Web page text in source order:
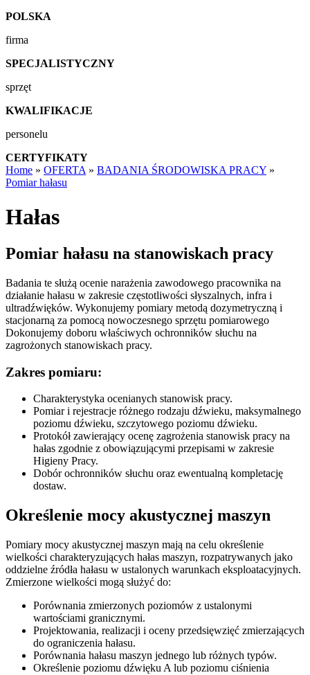
POLSKA
firma
SPECJALISTYCZNY
sprzęt
KWALIFIKACJE
personelu
CERTYFIKATY
Home » OFERTA » BADANIA ŚRODOWISKA PRACY »
Pomiar hałasu
Hałas
Pomiar hałasu na stanowiskach pracy
Badania te służą ocenie narażenia zawodowego pracownika na
działanie hałasu w zakresie częstotliwości słyszalnych, infra i
ultradźwięków. Wykonujemy pomiary metodą dozymetryczną i
stacjonarną za pomocą nowoczesnego sprzętu pomiarowego
Dokonujemy doboru właściwych ochronników słuchu na
zagrożonych stanowiskach pracy.
Zakres pomiaru:
Charakterystyka ocenianych stanowisk pracy.
Pomiar i rejestracje różnego rodzaju dźwieku, maksymalnego
poziomu dźwieku, szczytowego poziomu dźwieku.
Protokół zawierający ocenę zagrożenia stanowisk pracy na
hałas zgodnie z obowiązującymi przepisami w zakresie
Higieny Pracy.
Dobór ochronników słuchu oraz ewentualną kompletację
dostaw.
Określenie mocy akustycznej maszyn
Pomiary mocy akustycznej maszyn mają na celu określenie
wielkości charakteryzujących hałas maszyn, rozpatrywanych jako
oddzielne źródła hałasu w ustalonych warunkach eksploatacyjnych.
Zmierzone wielkości mogą służyć do:
Porównania zmierzonych poziomów z ustalonymi
wartościami granicznymi.
Projektowania, realizacji i oceny przedsięwzięć zmierzających
do ograniczenia hałasu.
Porównania hałasu maszyn jednego lub różnych typów.
Określenie poziomu dźwięku A lub poziomu ciśnienia